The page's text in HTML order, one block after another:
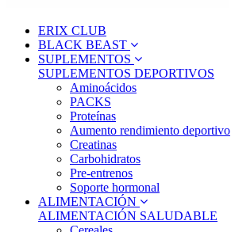
ERIX CLUB
BLACK BEAST
SUPLEMENTOS
SUPLEMENTOS DEPORTIVOS
Aminoácidos
PACKS
Proteínas
Aumento rendimiento deportivo
Creatinas
Carbohidratos
Pre-entrenos
Soporte hormonal
ALIMENTACIÓN
ALIMENTACIÓN SALUDABLE